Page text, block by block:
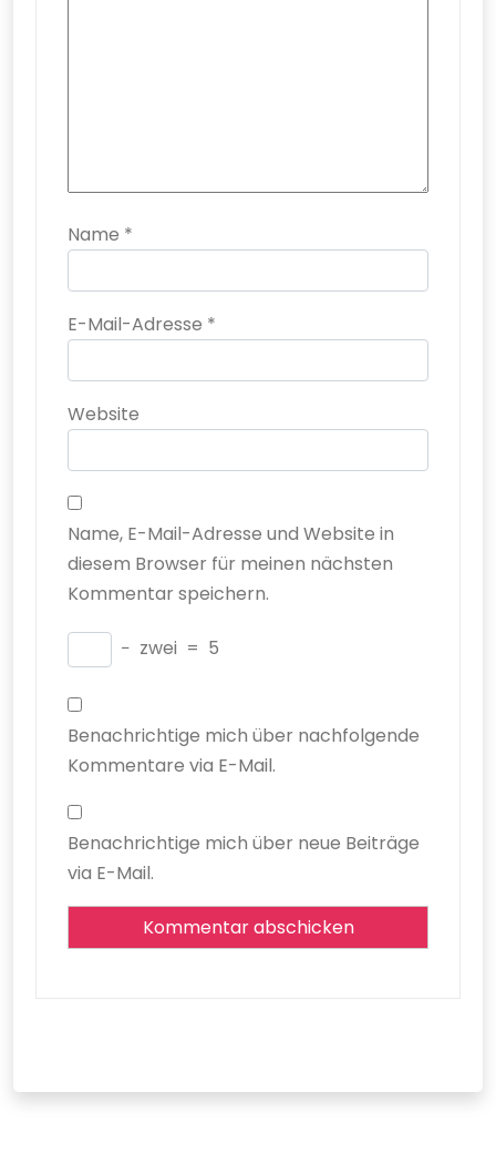
Name *
E-Mail-Adresse *
Website
Name, E-Mail-Adresse und Website in
diesem Browser für meinen nächsten
Kommentar speichern.
− zwei = 5
Benachrichtige mich über nachfolgende
Kommentare via E-Mail.
Benachrichtige mich über neue Beiträge
via E-Mail.